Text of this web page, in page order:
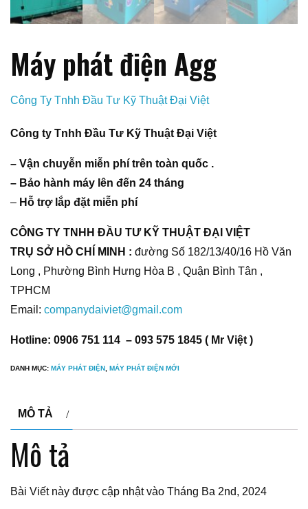
Máy phát điện Agg
Công Ty Tnhh Đầu Tư Kỹ Thuật Đại Việt
Công ty Tnhh Đầu Tư Kỹ Thuật Đại Việt
– Vận chuyễn miễn phí trên toàn quốc .
– Bảo hành máy lên đến 24 tháng
– Hỗ trợ lắp đặt miễn phí
CÔNG TY TNHH ĐẦU TƯ KỸ THUẬT ĐẠI VIỆT
TRỤ SỞ HỒ CHÍ MINH : đường Số 182/13/40/16 Hồ Văn
Long , Phường Bình Hưng Hòa B , Quận Bình Tân ,
TPHCM
Email: companydaiviet@gmail.com
Hotline: 0906 751 114 – 093 575 1845 ( Mr Việt )
DANH MỤC: MÁY PHÁT ĐIỆN MÁY PHÁT ĐIỆN MỚI
MÔ TẢ
Mô tả
Bài Viết này được cập nhật vào Tháng Ba 2nd, 2024